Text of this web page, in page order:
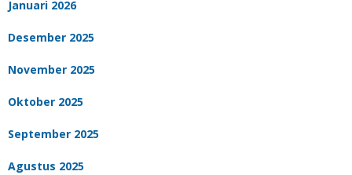
Januari 2026
Desember 2025
November 2025
Oktober 2025
September 2025
Agustus 2025